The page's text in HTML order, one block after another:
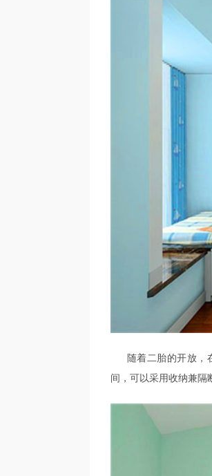
随着二胎的开放，
间，可以采用收纳兼隔